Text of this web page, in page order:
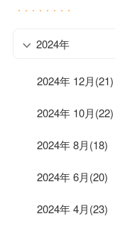
2024年
2024年 12月(21)
2024年 10月(22)
2024年 8月(18)
2024年 6月(20)
2024年 4月(23)